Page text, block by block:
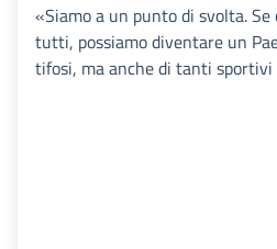
«Siamo a un punto di svolta. Se
tutti, possiamo diventare un
tifosi, ma anche di tanti